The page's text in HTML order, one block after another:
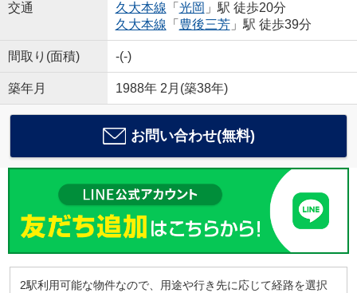
交通
久大本線 「 光岡 」駅 徒歩20分
久大本線 「 豊後三芳」駅 徒歩39分
間取り(面積) -(-)
築年月 1988年 2月(築38年)
お問い合わせ(無料)
2駅利用可能な物件なので、用途や行き先に応じて経路を選択